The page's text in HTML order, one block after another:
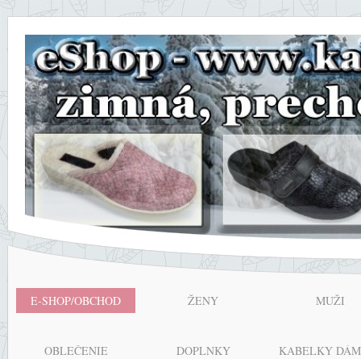
E-SHOP/OBCHOD ŽENY MUŽI
OBLEČENIE DOPLNKY KABELKY